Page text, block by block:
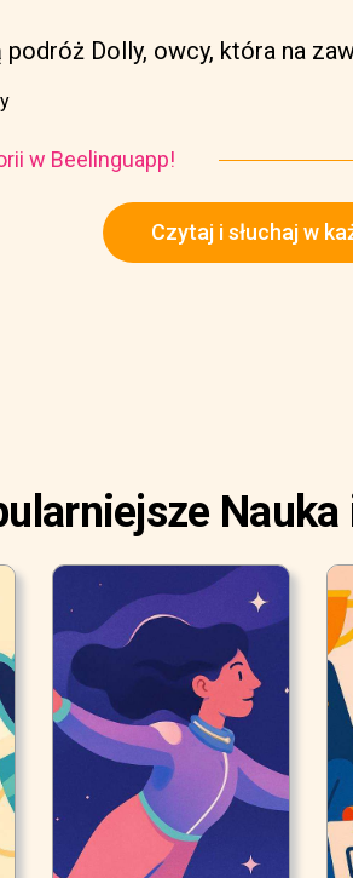
podróż Dolly, owcy, która na
w Beelinguapp!
Czytaj i słuchaj w